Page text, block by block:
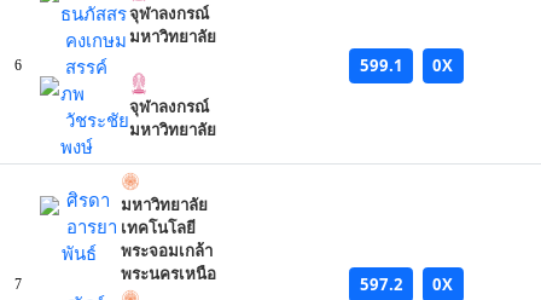
6
ธนภัสสร
คงเกษม
จุฬาลงกรณ์
มหาวิทยาลัย
สรรค์
ภพ
วัชระชัย
พงษ์
จุฬาลงกรณ์
มหาวิทยาลัย
599.1 0X
7
ศิรดา
อารยา
พันธ์
มหาวิทยาลัย
เทคโนโลยี
พระจอมเกล้า
พระนครเหนือ
597.2 0X